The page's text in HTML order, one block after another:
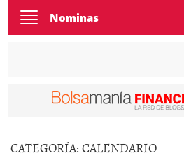
Toggle
navigation
Nominas
CATEGORÍA:CALENDARIO